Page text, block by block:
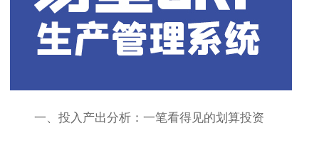
一、投入产出分析：一笔看得见的划算投资